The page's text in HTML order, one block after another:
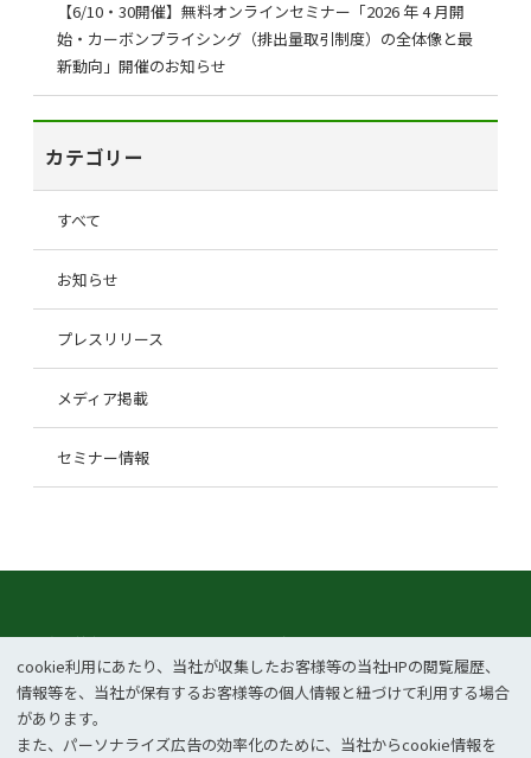
【6/10・30開催】無料オンラインセミナー「2026 年 4 月開
始・カーボンプライシング（排出量取引制度）の全体像と最
新動向」開催のお知らせ
カテゴリー
すべて
お知らせ
プレスリリース
メディア掲載
セミナー情報
企業情報
事業紹介
CSR
ニュース
お問い合わせ
cookie利⽤にあたり、当社が収集したお客様等の当社HPの閲覧履歴、
情報等を、当社が保有するお客様等の個⼈情報と紐づけて利⽤する場合
があります。
また、パーソナライズ広告の効率化のために、当社からcookie情報を